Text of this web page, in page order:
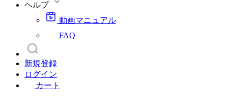
ヘルプ
動画マニュアル
FAQ
新規登録
ログイン
カート